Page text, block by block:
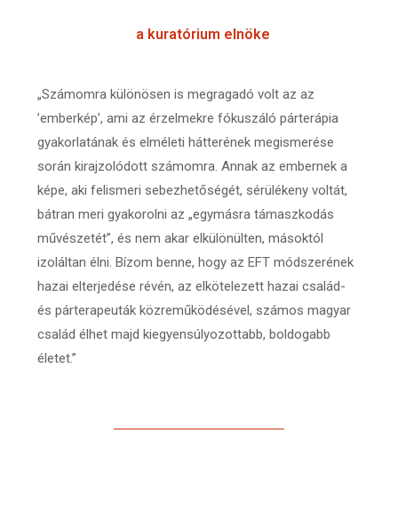
a kuratórium elnöke
„Számomra különösen is megragadó volt az az
’emberkép’, ami az érzelmekre fókuszáló párterápia
gyakorlatának és elméleti hátterének megismerése
során kirajzolódott számomra. Annak az embernek a
képe, aki felismeri sebezhetőségét, sérülékeny voltát,
bátran meri gyakorolni az „egymásra támaszkodás
művészetét”, és nem akar elkülönülten, másoktól
izoláltan élni. Bízom benne, hogy az EFT módszerének
hazai elterjedése révén, az elkötelezett hazai család-
és párterapeuták közreműködésével, számos magyar
család élhet majd kiegyensúlyozottabb, boldogabb
életet.”